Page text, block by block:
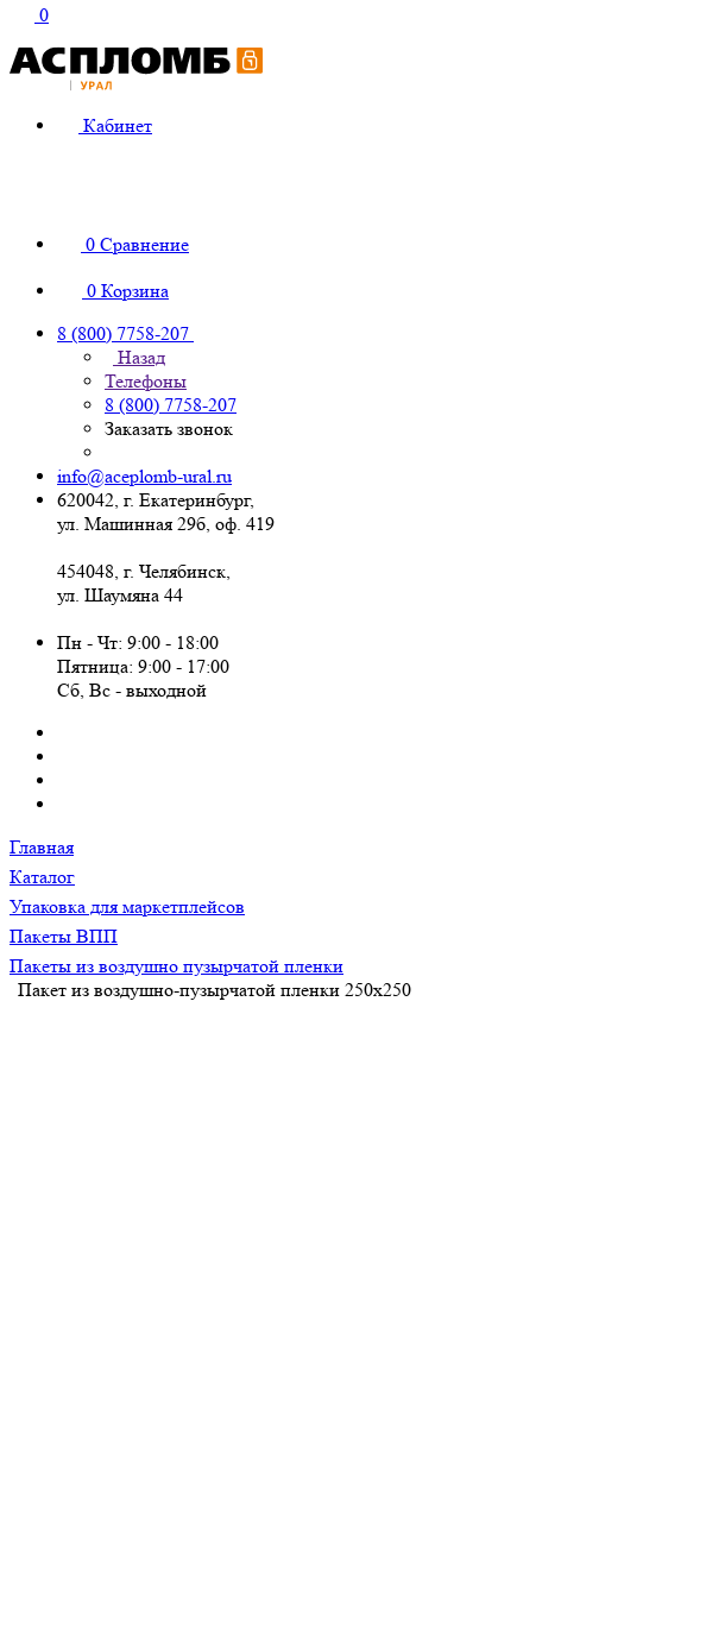
0
Кабинет
0 Сравнение
0 Корзина
8 (800) 7758-207
Назад
Телефоны
8 (800) 7758-207
Заказать звонок
info@aceplomb-ural.ru
620042, г. Екатеринбург,
ул. Машинная 29б, оф. 419
454048, г. Челябинск,
ул. Шаумяна 44
Пн - Чт: 9:00 - 18:00
Пятница: 9:00 - 17:00
Сб, Вc - выходной
Главная
Каталог
Упаковка для маркетплейсов
Пакеты ВПП
Пакеты из воздушно пузырчатой пленки
Пакет из воздушно-пузырчатой пленки 250х250